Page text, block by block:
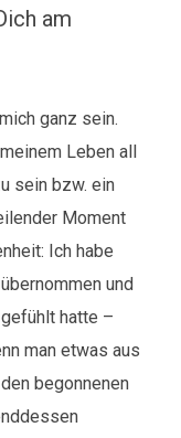
am
ganz sein.
Leben all
sein bzw. ein
Moment
Ich habe
und
hatte –
man etwas aus
begonnenen